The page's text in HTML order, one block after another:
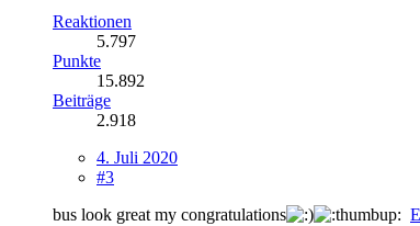
Reaktionen
5.797
Punkte
15.892
Beiträge
2.918
4. Juli 2020
#3
bus look great my congratulations